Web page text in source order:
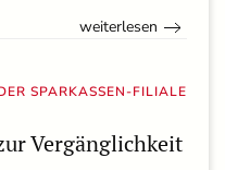
weiterlesen
SPARKASSEN-FILIALE
Vergänglichkeit